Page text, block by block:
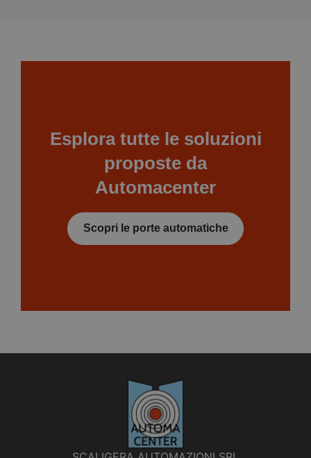
Esplora tutte le soluzioni
proposte da
Automacenter
Scopri le porte automatiche